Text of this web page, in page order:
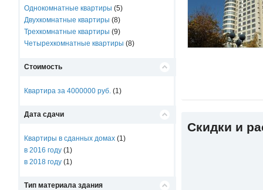
Однокомнатные квартиры (5)
Двухкомнатные квартиры (8)
Трехкомнатные квартиры (9)
Четырехкомнатные квартиры (8)
Стоимость
Квартира за 4000000 руб. (1)
Дата сдачи
Квартиры в сданных домах (1)
в 2016 году (1)
в 2018 году (1)
Тип материала здания
Скидки и